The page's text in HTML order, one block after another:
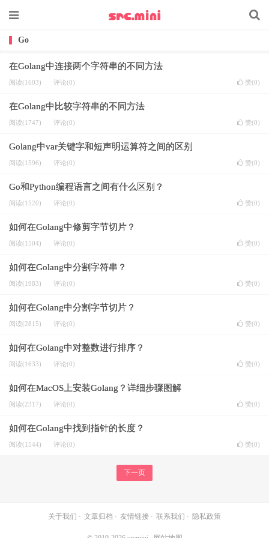
Go
在Golang中连接两个字符串的不同方法
阅读(1603) 评论(0) 赞(0)
在Golang中比较字符串的不同方法
阅读(1747) 评论(0) 赞(0)
Golang中var关键字和短声明运算符之间的区别
阅读(1596) 评论(0) 赞(0)
Go和Python编程语言之间有什么区别？
阅读(1520) 评论(0) 赞(0)
如何在Golang中修剪字节切片？
阅读(1504) 评论(0) 赞(0)
如何在Golang中分割字符串？
阅读(1983) 评论(0) 赞(0)
如何在Golang中分割字节切片？
阅读(2815) 评论(0) 赞(0)
如何在Golang中对整数进行排序？
阅读(1633) 评论(0) 赞(0)
如何在MacOS上安装Golang？详细步骤图解
阅读(2317) 评论(0) 赞(0)
如何在Golang中找到指针的长度？
阅读(1544) 评论(0) 赞(0)
下一页
关于我们 · 文章归档 · 友情链接 · 联系我们 · 隐私政策